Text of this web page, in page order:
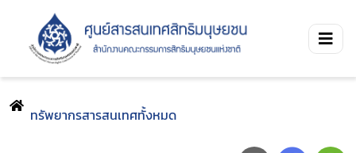
ทรัพยากรสารสนเทศทั้งหมด